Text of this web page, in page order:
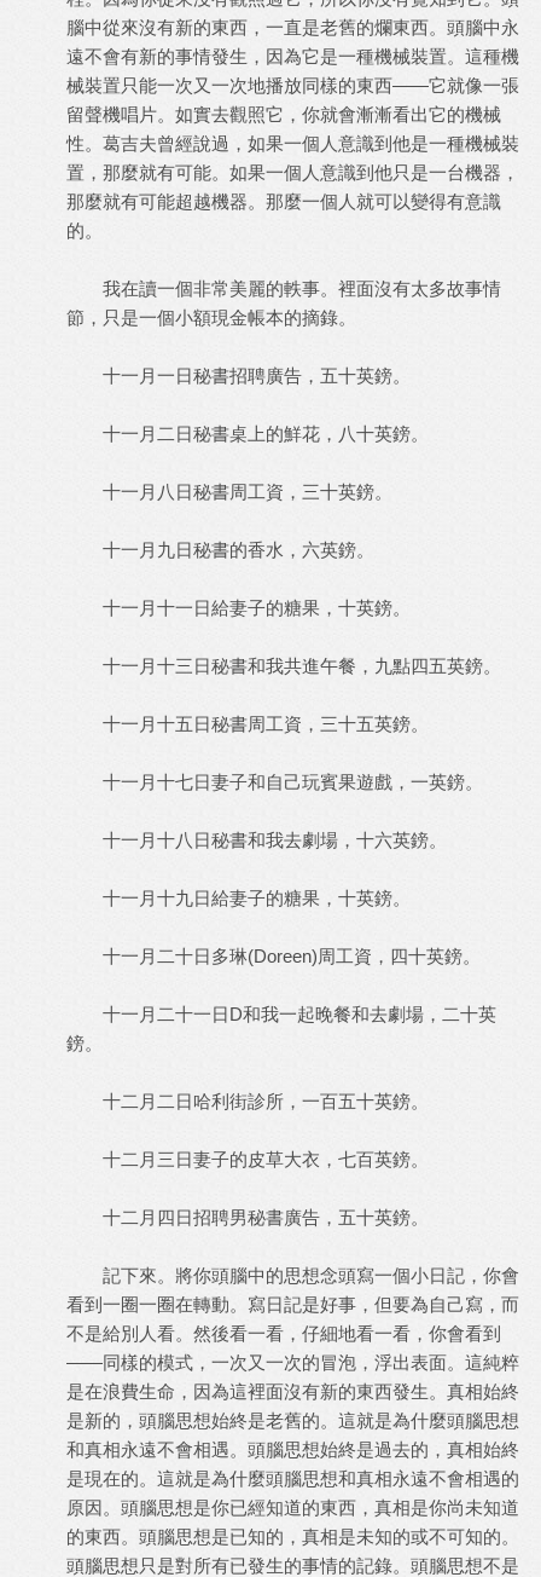
腦中從來沒有新的東西，一直是老舊的爛東西。頭腦中永
遠不會有新的事情發生，因為它是一種機械裝置。這種機
械裝置只能一次又一次地播放同樣的東西——它就像一張
留聲機唱片。如實去觀照它，你就會漸漸看出它的機械
性。葛吉夫曾經說過，如果一個人意識到他是一種機械裝
置，那麼就有可能。如果一個人意識到他只是一台機器，
那麼就有可能超越機器。那麼一個人就可以變得有意識
的。
我在讀一個非常美麗的軼事。裡面沒有太多故事情
節，只是一個小額現金帳本的摘錄。
十一月一日秘書招聘廣告，五十英鎊。
十一月二日秘書桌上的鮮花，八十英鎊。
十一月八日秘書周工資，三十英鎊。
十一月九日秘書的香水，六英鎊。
十一月十一日給妻子的糖果，十英鎊。
十一月十三日秘書和我共進午餐，九點四五英鎊。
十一月十五日秘書周工資，三十五英鎊。
十一月十七日妻子和自己玩賓果遊戲，一英鎊。
十一月十八日秘書和我去劇場，十六英鎊。
十一月十九日給妻子的糖果，十英鎊。
十一月二十日多琳(Doreen)周工資，四十英鎊。
十一月二十一日D和我一起晚餐和去劇場，二十英
鎊。
十二月二日哈利街診所，一百五十英鎊。
十二月三日妻子的皮草大衣，七百英鎊。
十二月四日招聘男秘書廣告，五十英鎊。
記下來。將你頭腦中的思想念頭寫一個小日記，你會
看到一圈一圈在轉動。寫日記是好事，但要為自己寫，而
不是給別人看。然後看一看，仔細地看一看，你會看到
——同樣的模式，一次又一次的冒泡，浮出表面。這純粹
是在浪費生命，因為這裡面沒有新的東西發生。真相始終
是新的，頭腦思想始終是老舊的。這就是為什麼頭腦思想
和真相永遠不會相遇。頭腦思想始終是過去的，真相始終
是現在的。這就是為什麼頭腦思想和真相永遠不會相遇的
原因。頭腦思想是你已經知道的東西，真相是你尚未知道
的東西。頭腦思想是已知的，真相是未知的或不可知的。
頭腦思想只是對所有已發生的事情的記錄。頭腦思想不是